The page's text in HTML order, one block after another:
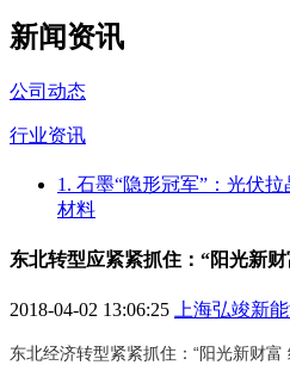
新闻资讯
公司动态
行业资讯
1. 石墨“隐形冠军”：光伏
材料
东北转型应紧紧抓住：“阳光新
2018-04-02 13:06:25 上海弘竣新
东北经济转型紧紧抓住：“阳光新财富